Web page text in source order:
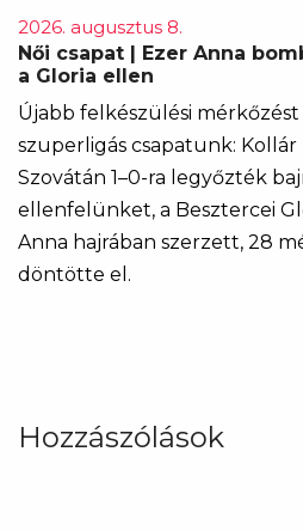
2026. augusztus 8.
Női csapat | Ezer Anna
a Gloria ellen
Újabb felkészülési
szuperligás csapatunk:
Szovátán 1–0-ra legyőzték
ellenfelünket, a Besztercei
Anna hajrában szerzett, 28
döntötte el.
Hozzászólások